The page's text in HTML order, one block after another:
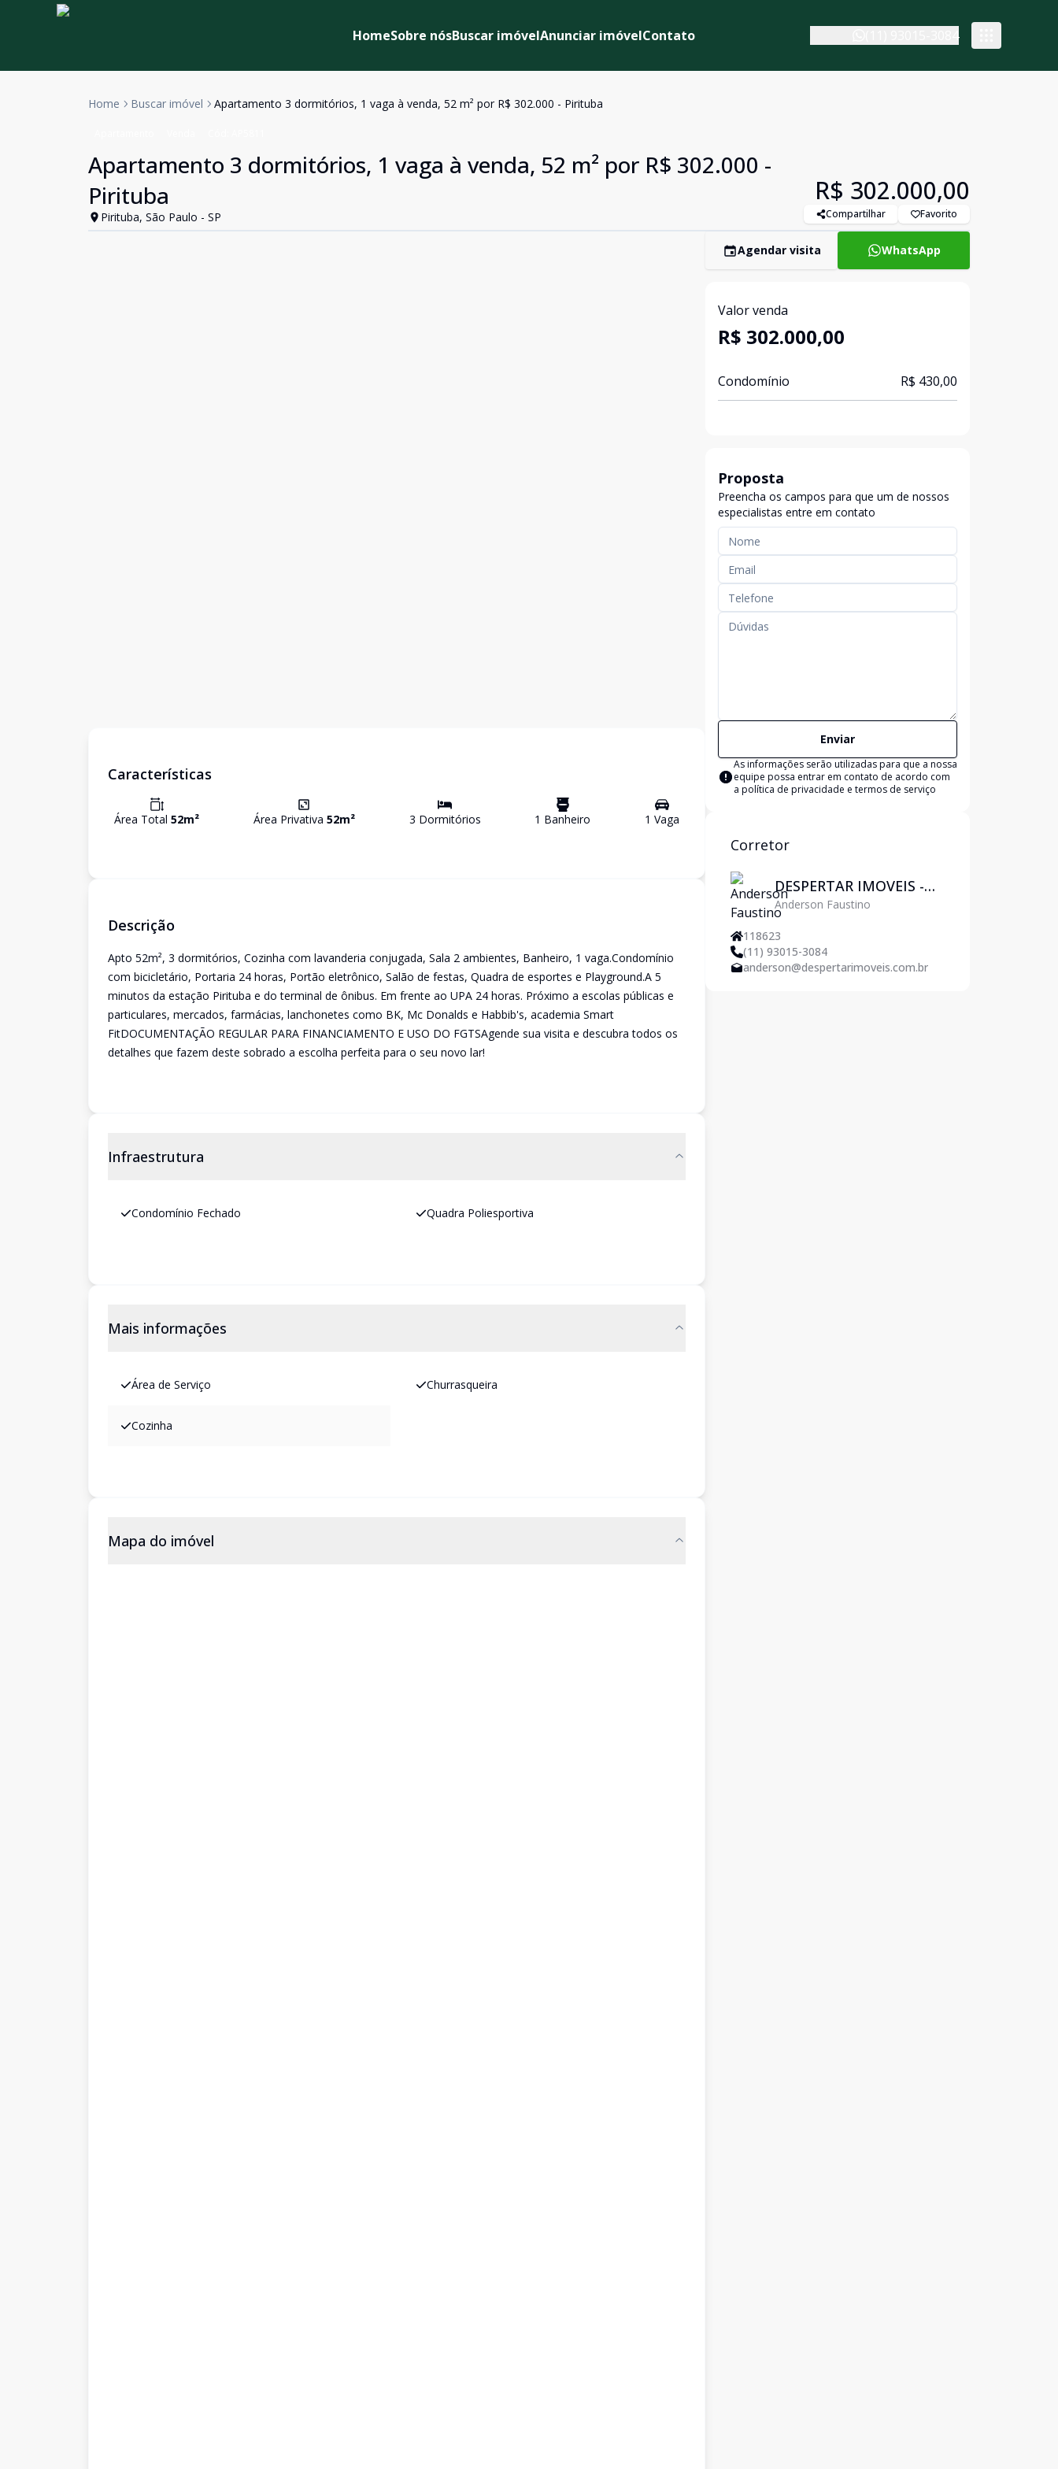
HomeSobre nósBuscar imóvelAnunciar imóvelContato
Home Buscar imóvel Apartamento 3 dormitórios, 1 vaga à venda, 52 m² por R$ 302.000 - Pirituba
Apartamento 3 dormitórios, 1 vaga à venda, 52 m² por R$ 302.000 -
Pirituba
Pirituba, São Paulo - SP
R$ 302.000,00
Compartilhar Favorito
Características
Área Total 52m² Área Privativa 52m² 3 Dormitórios 1 Banheiro 1 Vaga
Descrição
Apto 52m², 3 dormitórios, Cozinha com lavanderia conjugada, Sala 2 ambientes, Banheiro, 1 vaga.Condomínio
com bicicletário, Portaria 24 horas, Portão eletrônico, Salão de festas, Quadra de esportes e Playground.A 5
minutos da estação Pirituba e do terminal de ônibus. Em frente ao UPA 24 horas. Próximo a escolas públicas e
particulares, mercados, farmácias, lanchonetes como BK, Mc Donalds e Habbib's, academia Smart
FitDOCUMENTAÇÃO REGULAR PARA FINANCIAMENTO E USO DO FGTSAgende sua visita e descubra todos os
detalhes que fazem deste sobrado a escolha perfeita para o seu novo lar!
Infraestrutura
Condomínio Fechado Quadra Poliesportiva
Mais informações
Área de Serviço Churrasqueira
Cozinha
Mapa do imóvel
Agendar visita WhatsApp
Valor venda
R$ 302.000,00
Condomínio R$ 430,00
Proposta
Preencha os campos para que um de nossos
especialistas entre em contato
Enviar
As informações serão utilizadas para que a nossa
equipe possa entrar em contato de acordo com
a política de privacidade e termos de serviço
Corretor
DESPERTAR IMOVEIS -
Pirituba
Anderson Faustino
118623
(11) 93015-3084
anderson@despertarimoveis.com.br